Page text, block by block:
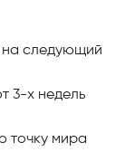
на следующий
3-х недель
точку мира